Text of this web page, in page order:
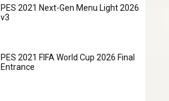
PES 2021 Next-Gen Menu Light 2026
v3
PES 2021 FIFA World Cup 2026 Final
Entrance